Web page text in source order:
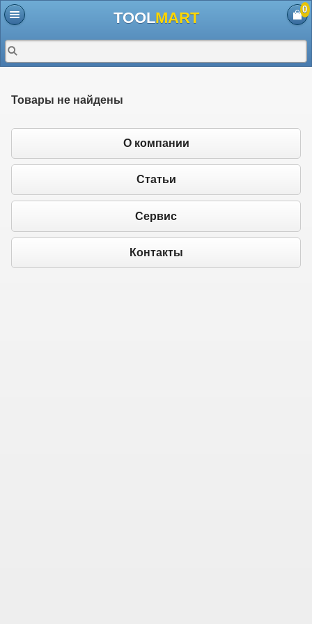
TOOLMART 0
Товары не найдены
О компании
Статьи
Сервис
Контакты